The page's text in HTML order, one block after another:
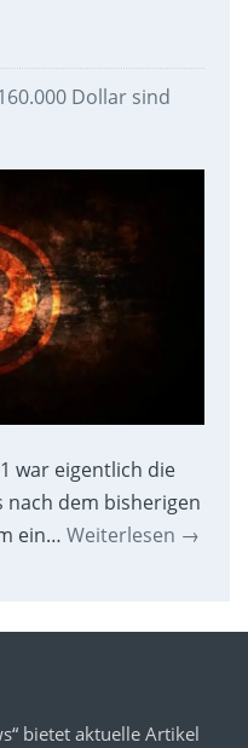
Dollar sind
war eigentlich die
nach dem bisherigen
ein… Weiterlesen →
bietet aktuelle Artikel